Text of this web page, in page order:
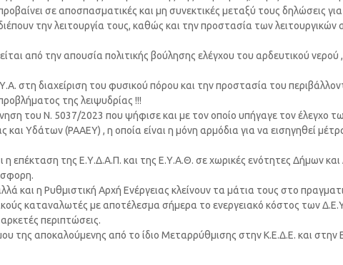
σε αποσπασματικές και μη συνεκτικές μεταξύ τους δηλώσεις
την λειτουργία τους, καθώς και την προστασία των λειτουργικών
από την απουσία πολιτικής βούλησης ελέγχου του αρδευτικού
στη διαχείριση του φυσικού πόρου και την προστασία του
της λειψυδρίας !!!
του Ν. 5037/2023 που ψήφισε και με τον οποίο υπήγαγε τον έλεγχο
Υδάτων (ΡΑΑΕΥ) , η οποία είναι η μόνη αρμόδια για να εισηγηθεί
η επέκταση της Ε.Υ.Δ.Α.Π. και της Ε.Υ.Α.Θ. σε χωρικές ενότητες Δήμων
και η Ρυθμιστική Αρχή Ενέργειας κλείνουν τα μάτια τους στο
καταναλωτές με αποτέλεσμα σήμερα το ενεργειακό κόστος των
περιπτώσεις.
της αποκαλούμενης από το ίδιο Μεταρρύθμισης στην Κ.Ε.Δ.Ε. και